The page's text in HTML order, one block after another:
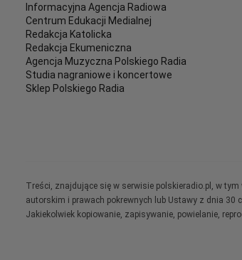
Informacyjna Agencja Radiowa
Centrum Edukacji Medialnej
Redakcja Katolicka
Redakcja Ekumeniczna
Agencja Muzyczna Polskiego Radia
Studia nagraniowe i koncertowe
Sklep Polskiego Radia
Treści, znajdujące się w serwisie polskieradio.pl, w
autorskim i prawach pokrewnych lub Ustawy z dnia 30
Jakiekolwiek kopiowanie, zapisywanie, powielanie,